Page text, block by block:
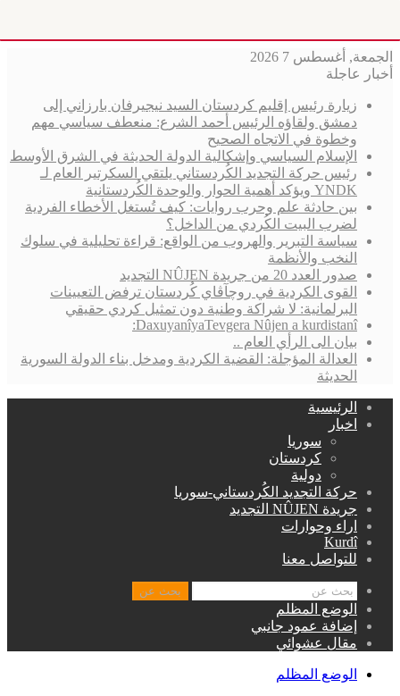
الجمعة, أغسطس 7 2026
أخبار عاجلة
زيارة رئيس إقليم كردستان السيد نيجيرفان بارزاني إلى
دمشق ولقاؤه الرئيس أحمد الشرع: منعطف سياسي مهم
وخطوة في الاتجاه الصحيح
الإسلام السياسي وإشكالية الدولة الحديثة في الشرق الأوسط
رئيس حركة التجديد الكُردستاني يلتقي السكرتير العام لـ
YNDK ويؤكد أهمية الحوار والوحدة الكُردستانية
بين حادثة علم وحرب روايات: كيف تُستغل الأخطاء الفردية
لضرب البيت الكُردي من الداخل؟
سياسة التبرير والهروب من الواقع: قراءة تحليلية في سلوك
النخب والأنظمة
صدور العدد 20 من جريدة NÛJEN التجديد
القوى الكردية في روچآڤاي كُردستان ترفض التعيينات
البرلمانية: لا شراكة وطنية دون تمثيل كردي حقيقي
DaxuyanîyaTevgera Nûjen a kurdistanî:
بيان الى الرأي العام ..
العدالة المؤجلة: القضية الكردية ومدخل بناء الدولة السورية
الحديثة
الرئيسية
اخبار
سوريا
كردستان
دولية
حركة التجديد الكُردستاني-سوريا
جريدة NÛJEN التجديد
اراء وحوارات
Kurdî
للتواصل معنا
بحث عن
الوضع المظلم
إضافة عمود جانبي
مقال عشوائي
الوضع المظلم